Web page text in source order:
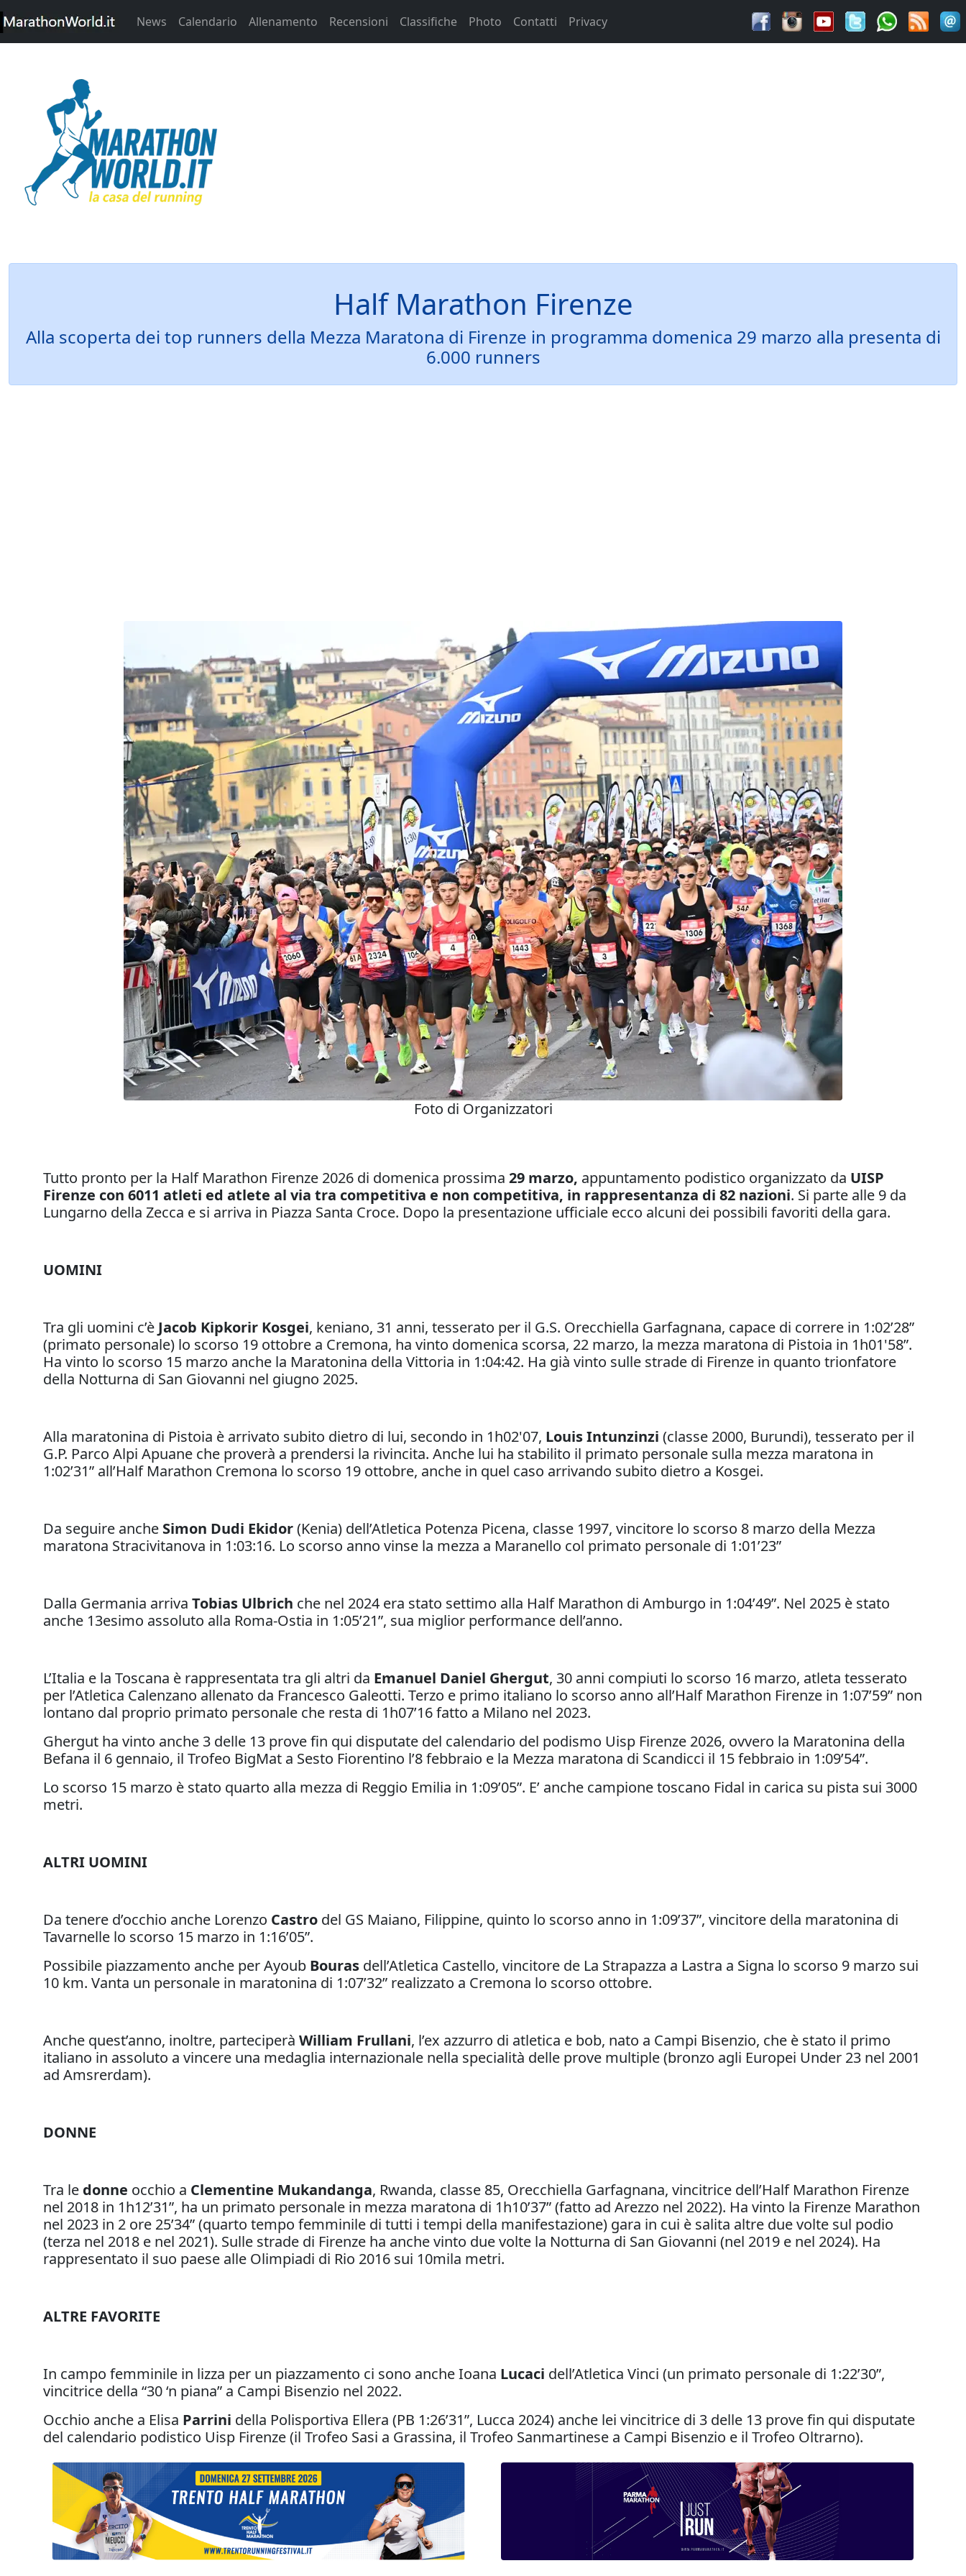
News Calendario Allenamento Recensioni Classifiche Photo Contatti Privacy
Half Marathon Firenze
Alla scoperta dei top runners della Mezza Maratona di Firenze in programma domenica 29 marzo alla presenta di
6.000 runners
Foto di Organizzatori
Tutto pronto per la Half Marathon Firenze 2026 di domenica prossima 29 marzo, appuntamento podistico organizzato da UISP
Firenze con 6011 atleti ed atlete al via tra competitiva e non competitiva, in rappresentanza di 82 nazioni. Si parte alle 9 da
Lungarno della Zecca e si arriva in Piazza Santa Croce. Dopo la presentazione ufficiale ecco alcuni dei possibili favoriti della gara.
UOMINI
Tra gli uomini c’è Jacob Kipkorir Kosgei, keniano, 31 anni, tesserato per il G.S. Orecchiella Garfagnana, capace di correre in 1:02’28”
(primato personale) lo scorso 19 ottobre a Cremona, ha vinto domenica scorsa, 22 marzo, la mezza maratona di Pistoia in 1h01'58”.
Ha vinto lo scorso 15 marzo anche la Maratonina della Vittoria in 1:04:42. Ha già vinto sulle strade di Firenze in quanto trionfatore
della Notturna di San Giovanni nel giugno 2025.
Alla maratonina di Pistoia è arrivato subito dietro di lui, secondo in 1h02'07, Louis Intunzinzi (classe 2000, Burundi), tesserato per il
G.P. Parco Alpi Apuane che proverà a prendersi la rivincita. Anche lui ha stabilito il primato personale sulla mezza maratona in
1:02’31” all’Half Marathon Cremona lo scorso 19 ottobre, anche in quel caso arrivando subito dietro a Kosgei.
Da seguire anche Simon Dudi Ekidor(Kenia) dell’Atletica Potenza Picena, classe 1997, vincitore lo scorso 8 marzo della Mezza
maratona Stracivitanova in 1:03:16. Lo scorso anno vinse la mezza a Maranello col primato personale di 1:01’23”
Dalla Germania arriva Tobias Ulbrich che nel 2024 era stato settimo alla Half Marathon di Amburgo in 1:04’49”. Nel 2025 è stato
anche 13esimo assoluto alla Roma-Ostia in 1:05’21”, sua miglior performance dell’anno.
L’Italia e la Toscana è rappresentata tra gli altri da Emanuel Daniel Ghergut, 30 anni compiuti lo scorso 16 marzo, atleta tesserato
per l’Atletica Calenzano allenato da Francesco Galeotti. Terzo e primo italiano lo scorso anno all’Half Marathon Firenze in 1:07’59” non
lontano dal proprio primato personale che resta di 1h07’16 fatto a Milano nel 2023.
Ghergut ha vinto anche 3 delle 13 prove fin qui disputate del calendario del podismo Uisp Firenze 2026, ovvero la Maratonina della
Befana il 6 gennaio, il Trofeo BigMat a Sesto Fiorentino l’8 febbraio e la Mezza maratona di Scandicci il 15 febbraio in 1:09’54”.
Lo scorso 15 marzo è stato quarto alla mezza di Reggio Emilia in 1:09’05”. E’ anche campione toscano Fidal in carica su pista sui 3000
metri.
ALTRI UOMINI
Da tenere d’occhio anche Lorenzo Castro del GS Maiano, Filippine, quinto lo scorso anno in 1:09’37”, vincitore della maratonina di
Tavarnelle lo scorso 15 marzo in 1:16’05”.
Possibile piazzamento anche per Ayoub Bouras dell’Atletica Castello, vincitore de La Strapazza a Lastra a Signa lo scorso 9 marzo sui
10 km. Vanta un personale in maratonina di 1:07’32” realizzato a Cremona lo scorso ottobre.
Anche quest’anno, inoltre, parteciperà William Frullani, l’ex azzurro di atletica e bob, nato a Campi Bisenzio, che è stato il primo
italiano in assoluto a vincere una medaglia internazionale nella specialità delle prove multiple (bronzo agli Europei Under 23 nel 2001
ad Amsrerdam).
DONNE
Tra le donne occhio a Clementine Mukandanga, Rwanda, classe 85, Orecchiella Garfagnana, vincitrice dell’Half Marathon Firenze
nel 2018 in 1h12’31”, ha un primato personale in mezza maratona di 1h10’37” (fatto ad Arezzo nel 2022). Ha vinto la Firenze Marathon
nel 2023 in 2 ore 25’34” (quarto tempo femminile di tutti i tempi della manifestazione) gara in cui è salita altre due volte sul podio
(terza nel 2018 e nel 2021). Sulle strade di Firenze ha anche vinto due volte la Notturna di San Giovanni (nel 2019 e nel 2024). Ha
rappresentato il suo paese alle Olimpiadi di Rio 2016 sui 10mila metri.
ALTRE FAVORITE
In campo femminile in lizza per un piazzamento ci sono anche Ioana Lucaci dell’Atletica Vinci (un primato personale di 1:22’30”,
vincitrice della “30 ‘n piana” a Campi Bisenzio nel 2022.
Occhio anche a Elisa Parrini della Polisportiva Ellera (PB 1:26’31”, Lucca 2024) anche lei vincitrice di 3 delle 13 prove fin qui disputate
del calendario podistico Uisp Firenze (il Trofeo Sasi a Grassina, il Trofeo Sanmartinese a Campi Bisenzio e il Trofeo Oltrarno).